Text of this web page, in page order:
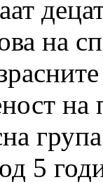
на
на
5